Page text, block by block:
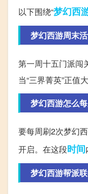
以下围绕“梦幻西
梦幻西游周末
第一周十五门派闯
当“三界菁英”正值
梦幻西游怎么
要每周刷2次梦幻
开启。在这段时间
梦幻西游帮派